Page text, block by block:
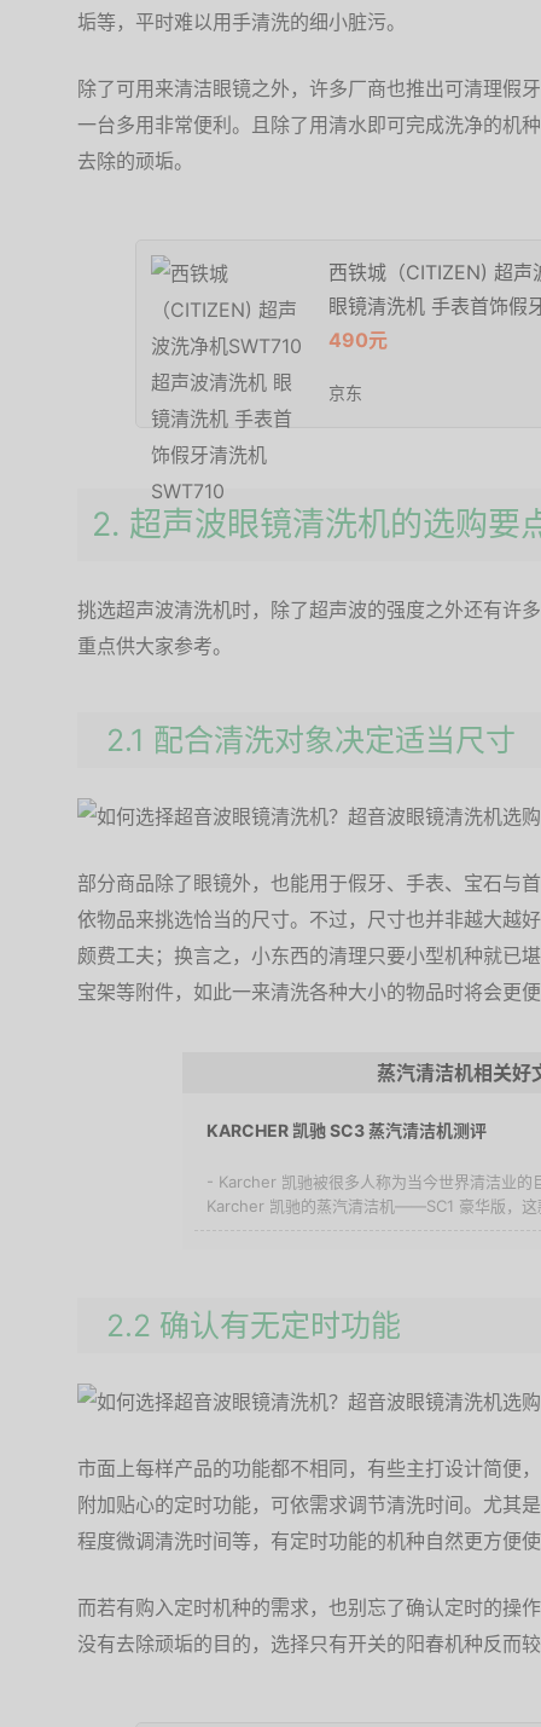
垢等，平时难以用手清洗的细小脏污。
除了可用来清洁眼镜之外，许多厂商也推出可清理假
一台多用非常便利。且除了用清水即可完成洗净的机
去除的顽垢。
西铁城（CITIZEN) 超声
眼镜清洗机 手表首饰假
490元
京东
2. 超声波眼镜清洗机的选购要
挑选超声波清洗机时，除了超声波的强度之外还有许
重点供大家参考。
2.1 配合清洗对象决定适当尺寸
部分商品除了眼镜外，也能用于假牙、手表、宝石与
依物品来挑选恰当的尺寸。不过，尺寸也并非越大越
颇费工夫；换言之，小东西的清理只要小型机种就已
宝架等附件，如此一来清洗各种大小的物品时将会更
蒸汽清洁机相关好
KARCHER 凯驰 SC3 蒸汽清洁机测评
- Karcher 凯驰被很多人称为当今世界清洁业的
Karcher 凯驰的蒸汽清洁机——SC1 豪华版，这
2.2 确认有无定时功能
市面上每样产品的功能都不相同，有些主打设计简便
附加贴心的定时功能，可依需求调节清洗时间。尤其
程度微调清洗时间等，有定时功能的机种自然更方便
而若有购入定时机种的需求，也别忘了确认定时的操
没有去除顽垢的目的，选择只有开关的阳春机种反而